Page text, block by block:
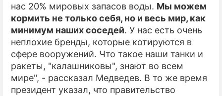
нас 20% мировых запасов воды. Мы можем
кормить не только себя, но и весь мир, как
минимум наших соседей. У нас есть очень
неплохие бренды, которые котируются в
сфере вооружений. Что такое наши танки и
ракеты, "калашниковы", знают во всем
мире", - рассказал Медведев. В то же время
президент указал, что правительство